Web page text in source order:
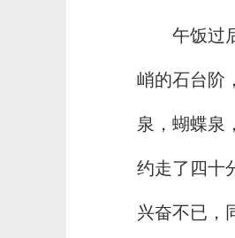
午饭过
峭的石台阶
泉，蝴蝶泉
约走了四十
兴奋不已，